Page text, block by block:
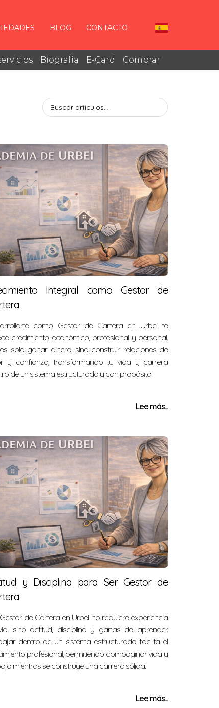
BLOG CONTACTO
Biografía E-Card Comprar
Integral como Gestor de
como Gestor de Cartera en Urbei te
crecimiento económico, profesional y personal.
solo ganar dinero, sino construir relaciones de
y confianza, transformando tu vida y carrera
de un sistema estructurado y con propósito.
Lee más...
y Disciplina para Ser Gestor de
de Cartera en Urbei no requiere experiencia
sino actitud, disciplina y ganas de aprender.
dentro de un sistema estructurado facilita el
profesional, permitiendo compaginar vida y
mientras se construye una carrera sólida.
Lee más...